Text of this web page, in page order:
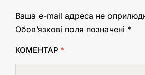
Ваша e-mail адреса не
Обов’язкові поля позначені *
КОМЕНТАР *